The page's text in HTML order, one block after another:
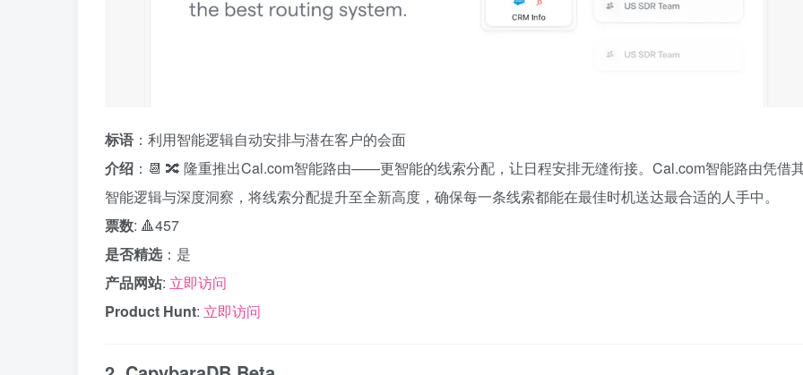
标语 ：利用智能逻辑自动安排与潜在客户的会面
介绍 ：📆 🔀 隆重推出Cal.com智能路由——更智能的线索分配，让日程安排无缝衔接。Cal.com智能路由凭借
智能逻辑与深度洞察，将线索分配提升至全新高度，确保每一条线索都能在最佳时机送达最合适的人手中。
票数: 🔺457
是否精选：是
产品网站: 立即访问
Product Hunt: 立即访问